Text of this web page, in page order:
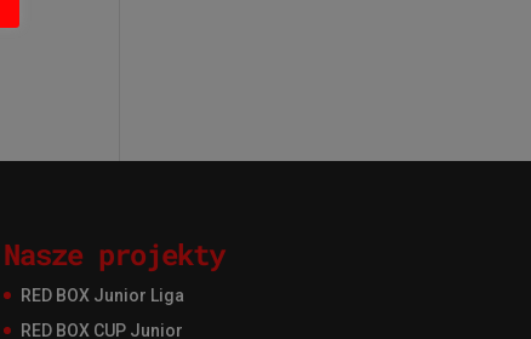
Nasze projekty
RED BOX Junior Liga
RED BOX CUP Junior